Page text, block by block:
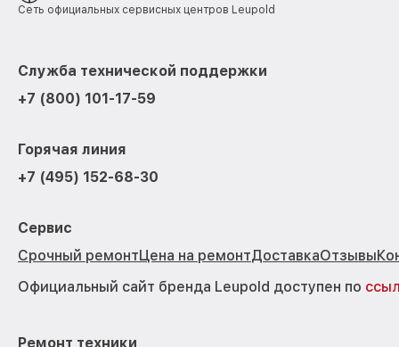
Сеть официальных сервисных центров Leupold
Служба технической поддержки
+7 (800) 101-17-59
Горячая линия
+7 (495) 152-68-30
Сервис
Срочный ремонтЦена на ремонтДоставкаОтзывы
Официальный сайт бренда Leupold доступен по
Ремонт техники